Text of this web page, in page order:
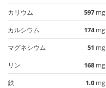
カリウム
597 mg
カルシウム
174mg
マグネシウム
51 mg
リン
168 mg
鉄
1.0 mg